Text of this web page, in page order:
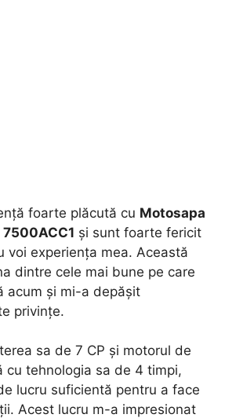
foarte plăcută cu Motosapa
și sunt foarte fericit
voi experiența mea. Această
dintre cele mai bune pe care
acum și mi-a depășit
privințe.
sa de 7 CP și motorul de
cu tehnologia sa de 4 timpi,
lucru suficientă pentru a face
Acest lucru m-a impresionat